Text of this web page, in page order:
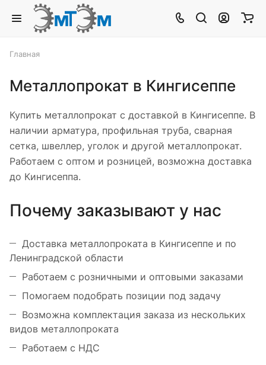
Главная
Металлопрокат в Кингисеппе
Купить металлопрокат с доставкой в Кингисеппе. В
наличии арматура, профильная труба, сварная
сетка, швеллер, уголок и другой металлопрокат.
Работаем с оптом и розницей, возможна доставка
до Кингисеппа.
Почему заказывают у нас
Доставка металлопроката в Кингисеппе и по
Ленинградской области
Работаем с розничными и оптовыми заказами
Помогаем подобрать позиции под задачу
Возможна комплектация заказа из нескольких
видов металлопроката
Работаем с НДС